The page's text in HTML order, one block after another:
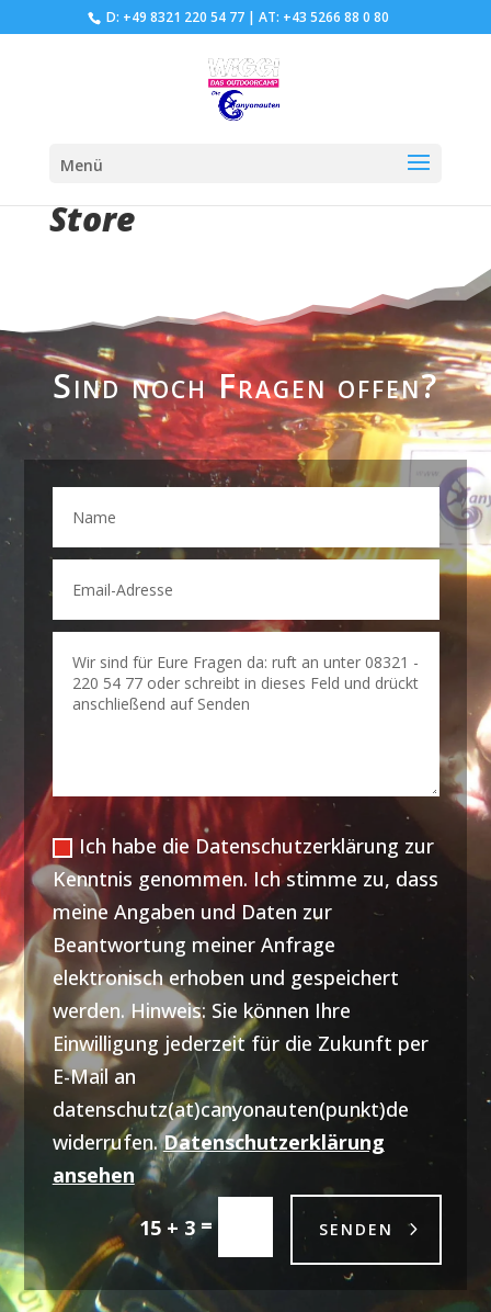
D: +49 8321 220 54 77| AT: +43 5266 88 0 80
Menü
Store
Sind noch Fragen offen?
Ich habe die Datenschutzerklärung zur
Kenntnis genommen. Ich stimme zu, dass
meine Angaben und Daten zur
Beantwortung meiner Anfrage
elektronisch erhoben und gespeichert
werden. Hinweis: Sie können Ihre
Einwilligung jederzeit für die Zukunft per
E-Mail an
datenschutz(at)canyonauten(punkt)de
widerrufen.Datenschutzerklärung
ansehen
15 + 3= SENDEN